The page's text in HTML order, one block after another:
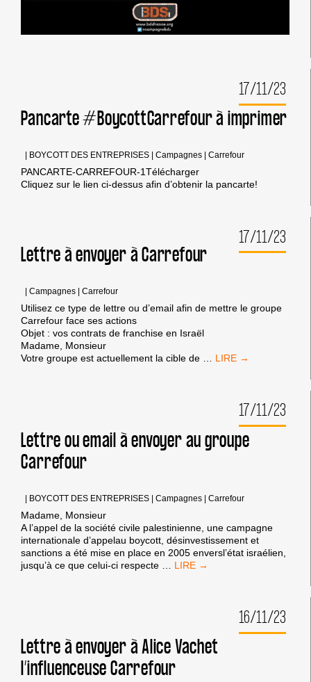
17/11/23
Pancarte #BoycottCarrefour à imprimer
BOYCOTT DES ENTREPRISES |Campagnes |Carrefour
PANCARTE-CARREFOUR-1Télécharger
Cliquez sur le lien ci-dessus afin d’obtenir la pancarte!
17/11/23
Lettre à envoyer à Carrefour
|Campagnes |Carrefour
Utilisez ce type de lettre ou d’email afin de mettre le groupe
Carrefour face ses actions
Objet : vos contrats de franchise en Israël
Madame, Monsieur
Votre groupe est actuellement la cible de
LETTRE
CARREFOUR
17/11/23
Lettre ou email à envoyer au groupe
Carrefour
BOYCOTT DES ENTREPRISES |Campagnes |Carrefour
Madame, Monsieur
A l’appel de la société civile palestinienne, une campagne
internationale d’appelau boycott, désinvestissement et
sanctions a été mise en place en 2005 enversl’état israélien,
jusqu’à ce que celui-ci respecte
LETTRE
GROUPE
CARREFOUR
16/11/23
Lettre à envoyer à Alice Vachet
l’influenceuse Carrefour